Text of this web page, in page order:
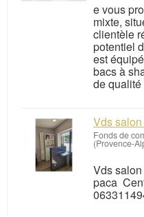
e vous
mixte,
clientèle
potentiel
est
bacs à
de qualité
Vds
Fonds de
(Provence-
Vds
paca